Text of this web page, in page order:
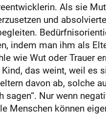
Als sie
und
indem man ihm als
wie Wut oder Trauer
das weint, weil es
davon ab, solche
Nur wenn
Menschen können